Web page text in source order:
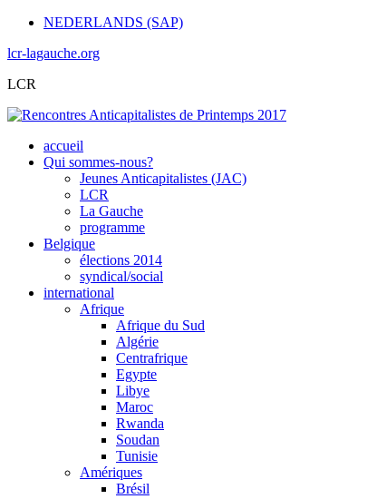
NEDERLANDS (SAP)
lcr-lagauche.org
LCR
accueil
Qui sommes-nous?
Jeunes Anticapitalistes (JAC)
LCR
La Gauche
programme
Belgique
élections 2014
syndical/social
international
Afrique
Afrique du Sud
Algérie
Centrafrique
Egypte
Libye
Maroc
Rwanda
Soudan
Tunisie
Amériques
Brésil